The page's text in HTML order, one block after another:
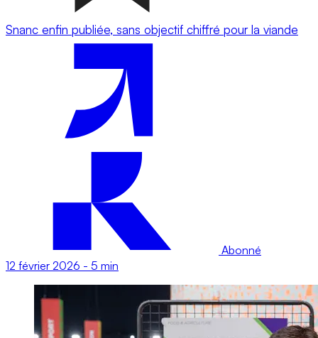
Snanc enfin publiée, sans objectif chiffré pour la viande
Abonné
12 février 2026 - 5 min